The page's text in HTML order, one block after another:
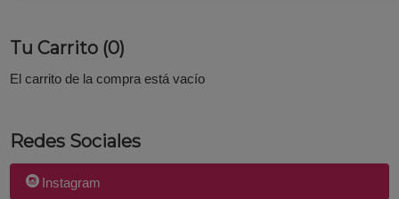
Tu Carrito (0)
El carrito de la compra está vacío
Redes Sociales
Instagram